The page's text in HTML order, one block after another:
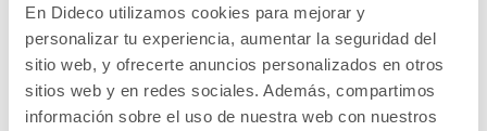
En Dideco utilizamos cookies para mejorar y
personalizar tu experiencia, aumentar la seguridad del
sitio web, y ofrecerte anuncios personalizados en otros
sitios web y en redes sociales. Además, compartimos
información sobre el uso de nuestra web con nuestros
Cuéntanos tu opinión
¡Sé el primero en valorar este producto!